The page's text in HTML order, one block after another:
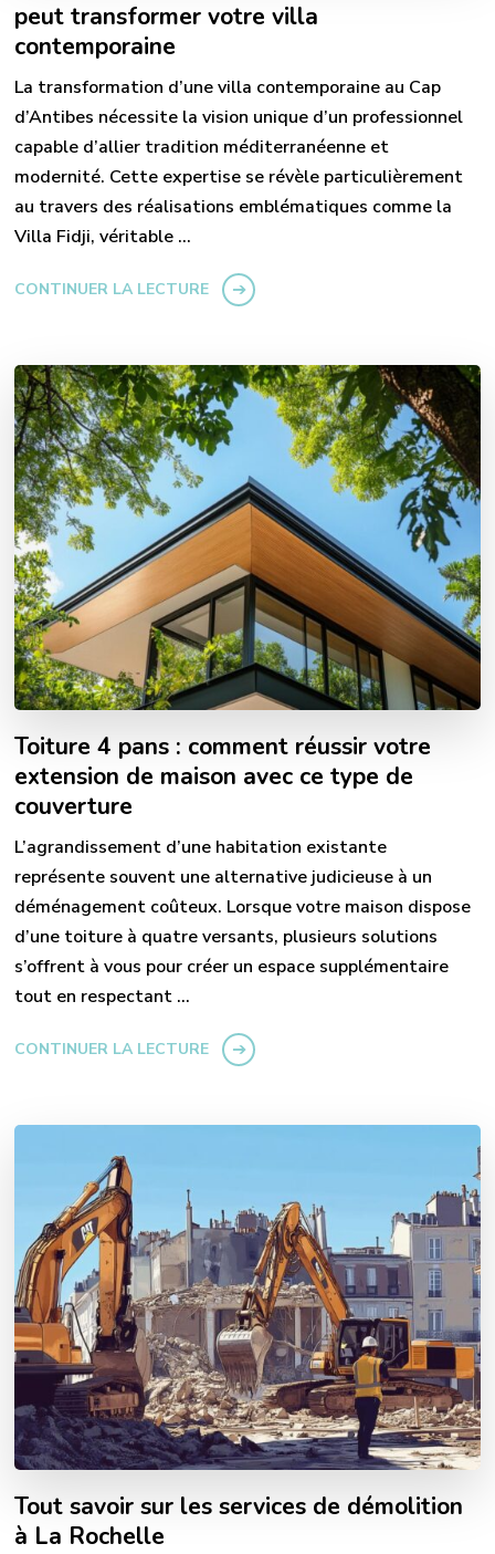
peut transformer votre villa
contemporaine
La transformation d’une villa contemporaine au Cap
d’Antibes nécessite la vision unique d’un professionnel
capable d’allier tradition méditerranéenne et
modernité. Cette expertise se révèle particulièrement
au travers des réalisations emblématiques comme la
Villa Fidji, véritable …
CONTINUER LA LECTURE
Toiture 4 pans : comment réussir votre
extension de maison avec ce type de
couverture
L’agrandissement d’une habitation existante
représente souvent une alternative judicieuse à un
déménagement coûteux. Lorsque votre maison dispose
d’une toiture à quatre versants, plusieurs solutions
s’offrent à vous pour créer un espace supplémentaire
tout en respectant …
CONTINUER LA LECTURE
Tout savoir sur les services de démolition
à La Rochelle